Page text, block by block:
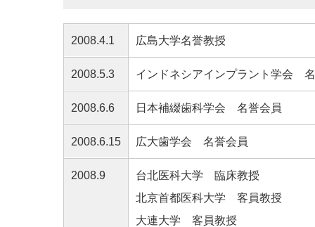
2008.4.1 広島大学名誉教授
2008.5.3 インドネシアインプラント学会
2008.6.6 日本補綴歯科学会 名誉会員
2008.6.15 広大歯学会 名誉会員
2008.9
台北医科大学 臨床教授
北京首都医科大学 客員教授
大連大学 客員教授